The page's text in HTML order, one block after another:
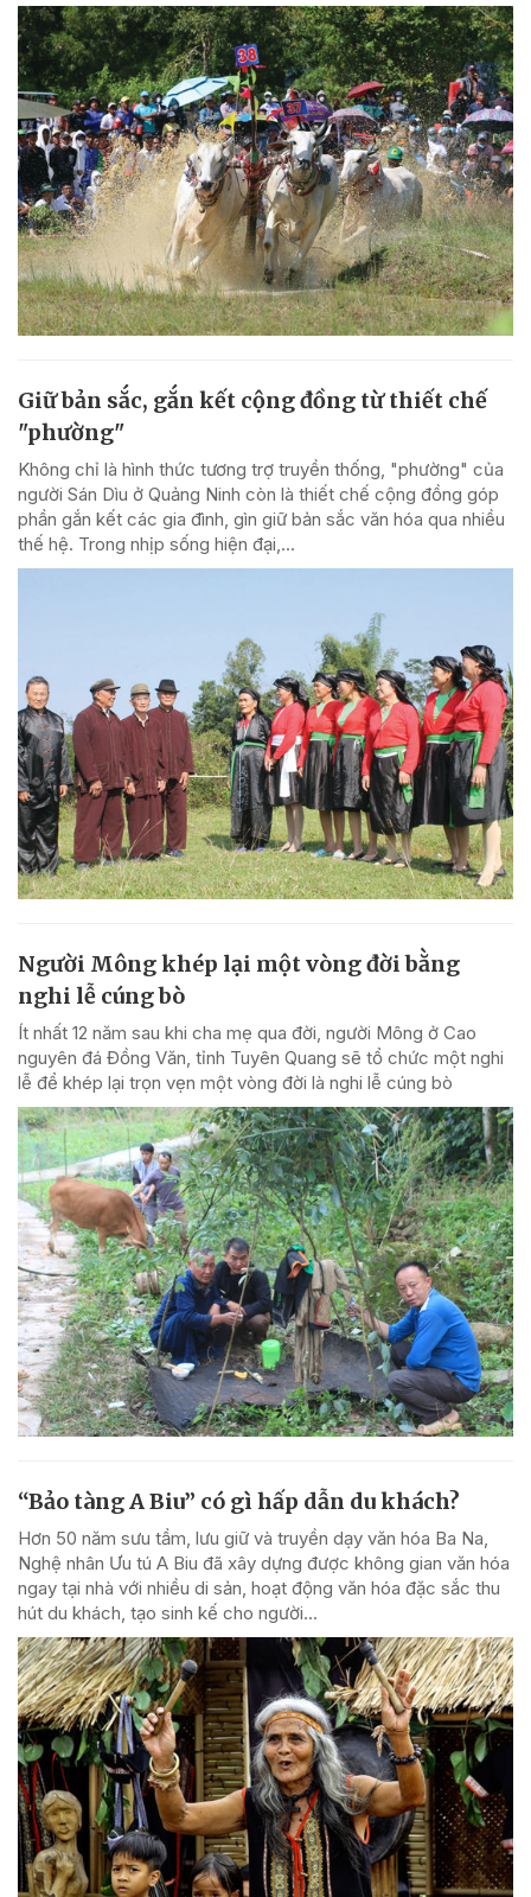
Giữ bản sắc, gắn kết cộng đồng từ thiết chế
"phường"
Không chỉ là hình thức tương trợ truyền thống, "phường" của
người Sán Dìu ở Quảng Ninh còn là thiết chế cộng đồng góp
phần gắn kết các gia đình, gìn giữ bản sắc văn hóa qua nhiều
thế hệ. Trong nhịp sống hiện đại,...
Người Mông khép lại một vòng đời bằng
nghi lễ cúng bò
Ít nhất 12 năm sau khi cha mẹ qua đời, người Mông ở Cao
nguyên đá Đồng Văn, tỉnh Tuyên Quang sẽ tổ chức một nghi
lễ để khép lại trọn vẹn một vòng đời là nghi lễ cúng bò
“Bảo tàng A Biu” có gì hấp dẫn du khách?
Hơn 50 năm sưu tầm, lưu giữ và truyền dạy văn hóa Ba Na,
Nghệ nhân Ưu tú A Biu đã xây dựng được không gian văn hóa
ngay tại nhà với nhiều di sản, hoạt động văn hóa đặc sắc thu
hút du khách, tạo sinh kế cho người...